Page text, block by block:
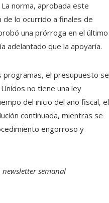
norma, aprobada este
lo ocurrido a finales de
una prórroga en el último
adelantado que la apoyaría.
programas, el presupuesto se
no tiene una ley
del inicio del año fiscal, el
continuada, mientras se
engorroso y
newsletter semanal